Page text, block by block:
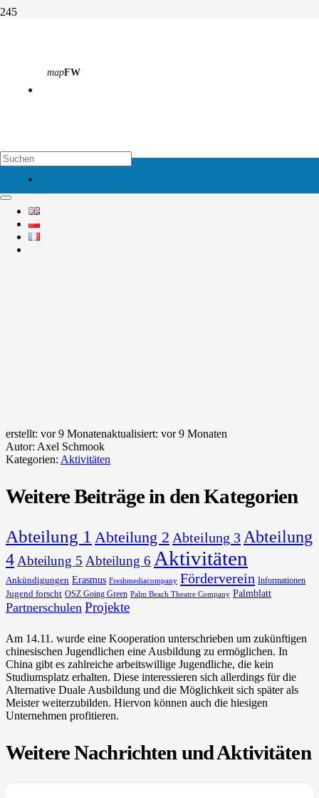
mapFW
Aktivitäten
erstellt: vor 9 Monatenaktualisiert: vor 9 Monaten
Autor: Axel Schmook
Kategorien: Aktivitäten
Weitere Beiträge in den Kategorien
Abteilung 1 Abteilung 2 Abteilung 3 Abteilung
4 Abteilung 5 Abteilung 6 Aktivitäten
Ankündigungen Erasmus Freshmediacompany Förderverein Informationen
Jugend forscht OSZ Going Green Palm Beach Theatre Company Palmblatt
Partnerschulen Projekte
Am 14.11. wurde eine Kooperation unterschrieben um zukünftigen
chinesischen Jugendlichen eine Ausbildung zu ermöglichen. In
China gibt es zahlreiche arbeitswillige Jugendliche, die kein
Studiumsplatz erhalten. Diese interessieren sich allerdings für die
Alternative Duale Ausbildung und die Möglichkeit sich später als
Meister weiterzubilden. Hiervon können auch die hiesigen
Unternehmen profitieren.
Weitere Nachrichten und Aktivitäten